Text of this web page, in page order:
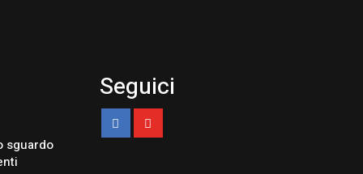
sguardo
Seguici